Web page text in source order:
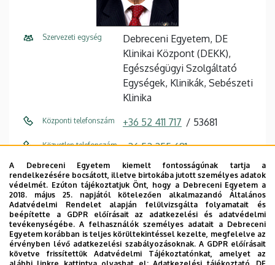
Szervezeti egység
Debreceni Egyetem, DE
Klinikai Központ (DEKK),
Egészségügyi Szolgáltató
Egységek, Klinikák, Sebészeti
Klinika
Központi telefonszám +36 52 411 717 53681
Közvetlen telefonszám +36 52 255 681
E-mail cím lukacs@med.unideb.hu
Cím
4032 Debrecen, Móricz
Zsigmond körút 22.
Épület Auguszta II. Tömb
Emelet, ajtó földszint, B026
A Debreceni Egyetem kiemelt fontosságúnak tartja a
rendelkezésére bocsátott, illetve birtokába jutott személyes adatok
védelmét. Ezúton tájékoztatjuk Önt, hogy a Debreceni Egyetem a
2018. május 25. napjától kötelezően alkalmazandó Általános
Adatvédelmi Rendelet alapján felülvizsgálta folyamatait és
beépítette a GDPR előírásait az adatkezelési és adatvédelmi
tevékenységébe. A felhasználók személyes adatait a Debreceni
Egyetem korábban is teljes körültekintéssel kezelte, megfelelve az
érvényben lévő adatkezelési szabályozásoknak. A GDPR előírásait
követve frissítettük Adatvédelmi Tájékoztatónkat, amelyet az